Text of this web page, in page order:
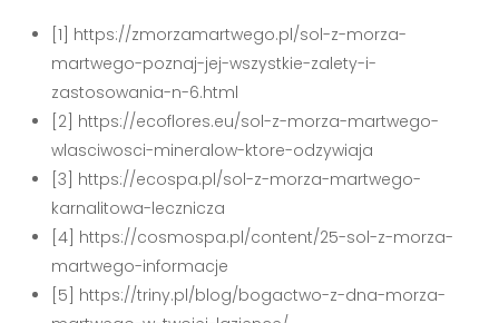
[1] https://zmorzamartwego.pl/sol-z-morza-
martwego-poznaj-jej-wszystkie-zalety-i-
zastosowania-n-6.html
[2] https://ecoflores.eu/sol-z-morza-martwego-
wlasciwosci-mineralow-ktore-odzywiaja
[3] https://ecospa.pl/sol-z-morza-martwego-
karnalitowa-lecznicza
[4] https://cosmospa.pl/content/25-sol-z-morza-
martwego-informacje
[5] https://triny.pl/blog/bogactwo-z-dna-morza-